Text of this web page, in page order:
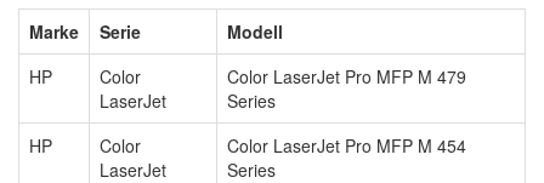
Marke Serie
Modell
HP
Color
LaserJet
Color LaserJet Pro MFP M 479
Series
HP
Color
LaserJet
Color LaserJet Pro MFP M 454
Series